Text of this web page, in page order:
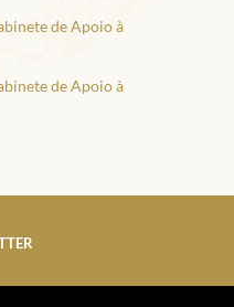
de Apoio à
de Apoio à